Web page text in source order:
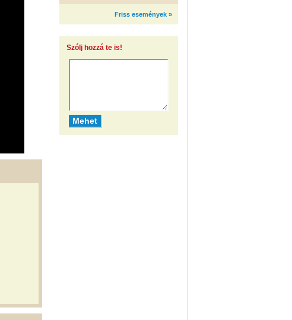
Friss események »
Szólj hozzá te is!